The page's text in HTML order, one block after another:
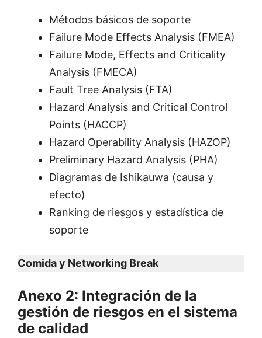
Métodos básicos de soporte
Failure Mode Effects Analysis (FMEA)
Failure Mode, Effects and Criticality
Analysis (FMECA)
Fault Tree Analysis (FTA)
Hazard Analysis and Critical Control
Points (HACCP)
Hazard Operability Analysis (HAZOP)
Preliminary Hazard Analysis (PHA)
Diagramas de Ishikauwa (causa y
efecto)
Ranking de riesgos y estadística de
soporte
Comida y Networking Break
Anexo 2: Integración de la
gestión de riesgos en el sistema
de calidad